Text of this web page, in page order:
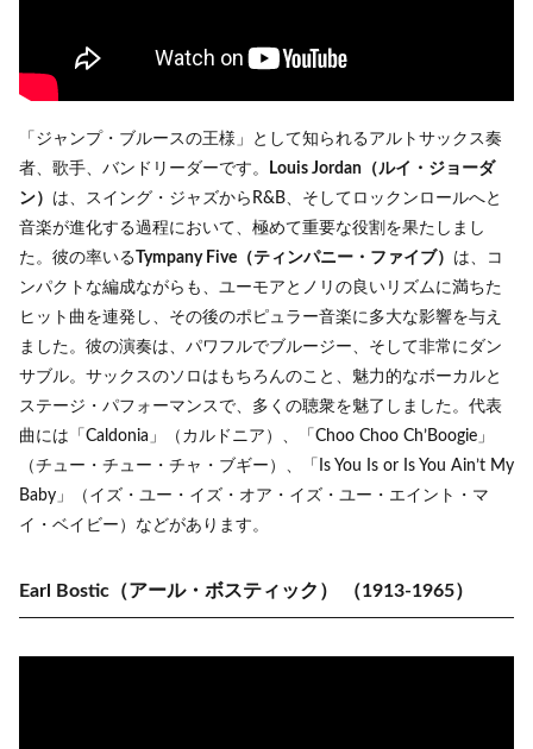
「ジャンプ・ブルースの王様」として知られるアルトサックス奏
者、歌手、バンドリーダーです。
Louis Jordan（ルイ・ジョーダ
ン） は、スイング・ジャズからR&B、そしてロックンロールへと
音楽が進化する過程において、極めて重要な役割を果たしまし
た。彼の率いる Tympany Five（ティンパニー・ファイブ） は、コ
ンパクトな編成ながらも、ユーモアとノリの良いリズムに満ちた
ヒット曲を連発し、その後のポピュラー音楽に多大な影響を与え
ました。彼の演奏は、パワフルでブルージー、そして非常にダン
サブル。サックスのソロはもちろんのこと、魅力的なボーカルと
ステージ・パフォーマンスで、多くの聴衆を魅了しました。代表
曲には「Caldonia」（カルドニア）、「Choo Choo Ch’Boogie」
（チュー・チュー・チャ・ブギー）、「Is You Is or Is You Ain’t My
Baby」（イズ・ユー・イズ・オア・イズ・ユー・エイント・マ
イ・ベイビー）などがあります。
Earl Bostic（アール・ボスティック） （1913-1965）